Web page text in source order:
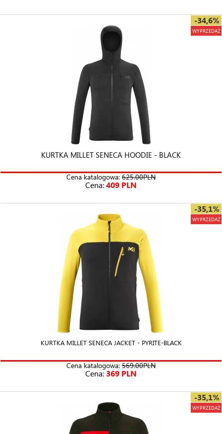
-34,6%
WYPRZEDAŻ
KURTKA MILLET SENECA HOODIE - BLACK
Cena katalogowa: 625.00PLN
Cena:409 PLN
-35,1%
WYPRZEDAŻ
KURTKA MILLET SENECA JACKET - PYRITE-BLACK
Cena katalogowa: 569.00PLN
Cena: 369 PLN
-35,1%
WYPRZEDAŻ